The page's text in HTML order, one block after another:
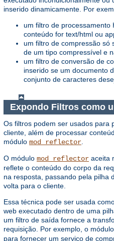
inserido dinamicamente. Por
um filtro de processamento
conteúdo for text/html ou
um filtro de compressão só
de um tipo compressível e
um filtro de conversão de
inserido se um documento
conjunto de caracteres
Expondo Filtros como
Os filtros podem ser usados ​​para
cliente, além de processar
módulo mod_reflector
O módulo mod_reflector aceita
reflete o conteúdo do corpo da
na resposta, passando pela pilha
volta para o cliente.
Essa técnica pode ser usada
web executado dentro de uma
um filtro de saída fornece a
requisição. Por exemplo, o módulo
para fornecer um serviço de